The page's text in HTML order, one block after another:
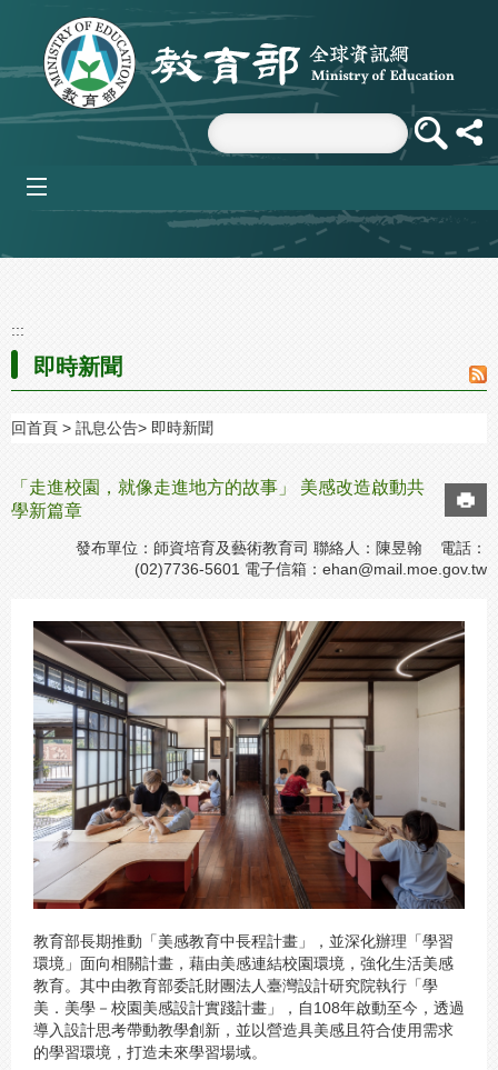
跳到主要內容區塊
:::
即時新聞
回首頁 訊息公告 即時新聞
「走進校園，就像走進地方的故事」 美感改造啟動共
學新篇章
發布單位：師資培育及藝術教育司 聯絡人：陳昱翰 電話：
(02)7736-5601 電子信箱： ehan@mail.moe.gov.tw
教育部長期推動「美感教育中長程計畫」，並深化辦理「學習
環境」面向相關計畫，藉由美感連結校園環境，強化生活美感
教育。其中由教育部委託財團法人臺灣設計研究院執行「學
美．美學－校園美感設計實踐計畫」，自108年啟動至今，透過
導入設計思考帶動教學創新，並以營造具美感且符合使用需求
的學習環境，打造未來學習場域。